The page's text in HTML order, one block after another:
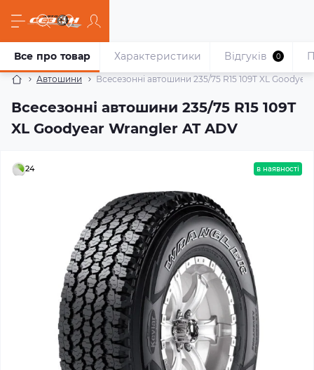
Автошини Всесезонні автошини 235/75 R15 109T XL
Всесезонні автошини 235/75 R15 109T
XL Goodyear Wrangler AT ADV
Все про товар Характеристики Відгуків 0
24 в наявності